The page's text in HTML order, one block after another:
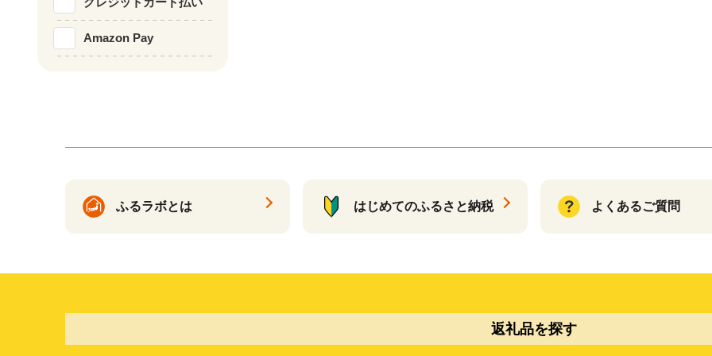
Amazon Pay
ふるラボとは はじめてのふるさと納税 よくあるご質問
返礼品を探す